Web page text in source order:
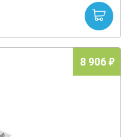
8 906